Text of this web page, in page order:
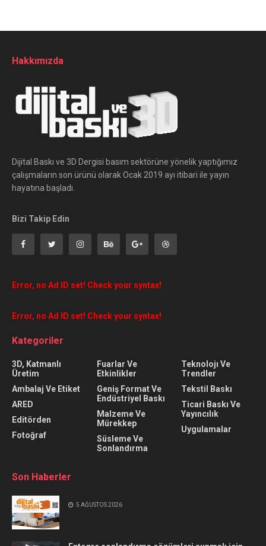
Hakkımızda
Dijital Baskı ve 3D Dergisi basım sektörüne yönelik yaptığımız
çalışmaların son ürünü olarak Ocak 2019 ayı itibari ile yayın
hayatına başladı.
Bizi Takip Edin
Error, no Ad ID set! Check your syntax!
Error, no Ad ID set! Check your syntax!
Kategoriler
3D, Katmanlı
Üretim
Ambalaj Ve Etiket
ARED
Editörden
Fotoğraf
Fuarlar Ve
Etkinlikler
Geniş Format Ve
Endüstriyel Baskı
Malzeme Ve
Mürekkep
Süsleme Ve
Sonlandırma
Teknolojı Ve
Trendler
Tekstil Baskı
Ticari Baskı Ve
Yayıncılık
Uygulamalar
Son Haberler
5 AĞUSTOS 2026